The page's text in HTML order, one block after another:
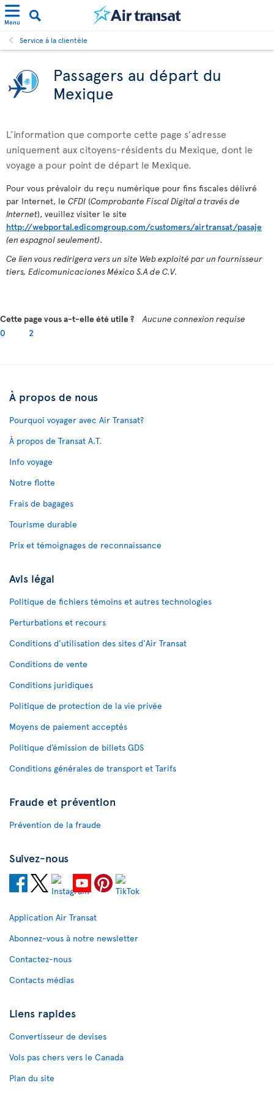
Menu
Service à la clientèle
Passagers au départ du
Mexique
L’information que comporte cette page s’adresse
uniquement aux citoyens-résidents du Mexique, dont le
voyage a pour point de départ le Mexique.
Pour vous prévaloir du reçu numérique pour fins fiscales délivré
par Internet, le CFDI (Comprobante Fiscal Digital a través de
Internet), veuillez visiter le site
http://webportal.edicomgroup.com/customers/airtransat/pasaje
(en espagnol seulement).
Ce lien vous redirigera vers un site Web exploité par un fournisseur
tiers, Edicomunicaciones México S.A de C.V.
Cette page vous a-t-elle été utile ?
Aucune connexion requise
0
2
À propos de nous
Pourquoi voyager avec Air Transat?
À propos de Transat A.T.
Info voyage
Notre flotte
Frais de bagages
Tourisme durable
Prix et témoignages de reconnaissance
Avis légal
Politique de fichiers témoins et autres technologies
Perturbations et recours
Conditions d’utilisation des sites d'Air Transat
Conditions de vente
Conditions juridiques
Politique de protection de la vie privée
Moyens de paiement acceptés
Politique d’émission de billets GDS
Conditions générales de transport et Tarifs
Fraude et prévention
Prévention de la fraude
Suivez-nous
Application Air Transat
Abonnez-vous à notre newsletter
Contactez-nous
Contacts médias
Liens rapides
Convertisseur de devises
Vols pas chers vers le Canada
Plan du site